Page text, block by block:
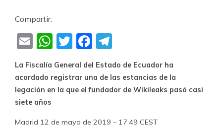
Compartir:
EmailWhatsApp
TwitterFacebook
La Fiscalía General del Estado de Ecuador ha
acordado registrar una de las estancias de la
legación en la que el fundador de Wikileaks pasó casi
siete años
Madrid 12 de mayo de 2019 – 17:49 CEST